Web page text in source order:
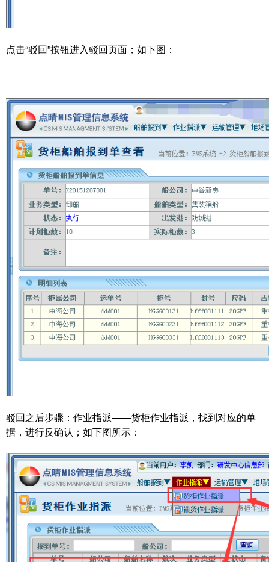
点击“驳回”按钮进入驳回页面；如下图：
驳回之后步骤：作业指派——货柜作业指派，找到对应的单
据，进行反确认；如下图所示：